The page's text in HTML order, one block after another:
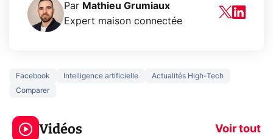
Par Mathieu Grumiaux
Expert maison connectée
Facebook Intelligence artificielle
Actualités High-Tech
Comparer
Vidéos Voir tout
5 générations de
jeux dans la
prochaine Xbox !
navigation